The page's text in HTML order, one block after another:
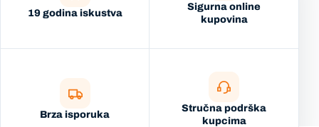
19 godina iskustva
Sigurna online
kupovina
Brza isporuka
Stručna podrška
kupcima